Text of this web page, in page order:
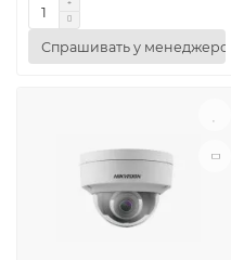
Спрашивать у менеджеров